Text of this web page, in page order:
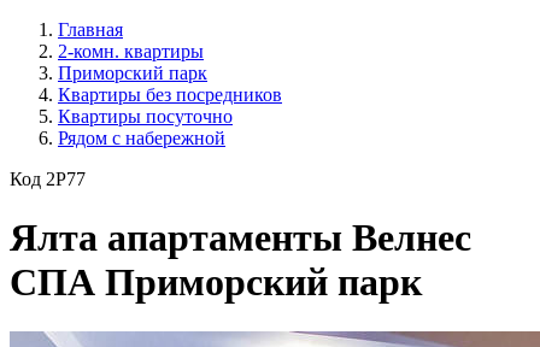
Главная
2-комн. квартиры
Приморский парк
Квартиры без посредников
Квартиры посуточно
Рядом с набережной
Код 2P77
Ялта апартаменты Велнес
СПА Приморский парк